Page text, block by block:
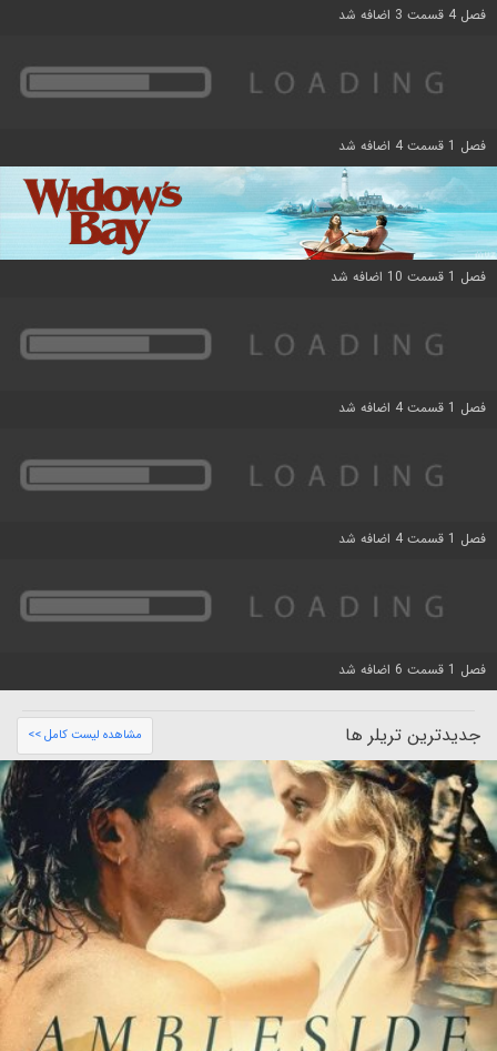
فصل 4 قسمت 3 اضافه شد
فصل 1 قسمت 4 اضافه شد
فصل 1 قسمت 10 اضافه شد
فصل 1 قسمت 4 اضافه شد
فصل 1 قسمت 4 اضافه شد
فصل 1 قسمت 6 اضافه شد
جدیدترین تریلر ها مشاهده لیست کامل >>